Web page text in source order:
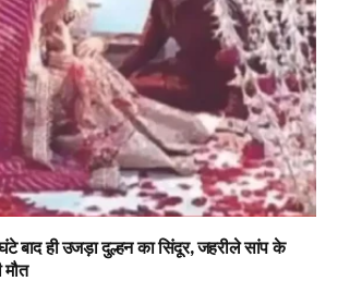
बाद ही उजड़ा दुल्हन का सिंदूर, जहरीले सांप के